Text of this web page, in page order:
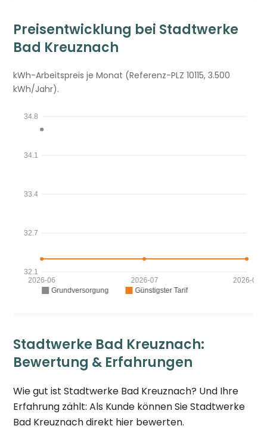
Preisentwicklung bei Stadtwerke
Bad Kreuznach
kWh-Arbeitspreis je Monat (Referenz-PLZ 10115, 3.500
kWh/Jahr).
Stadtwerke Bad Kreuznach:
Bewertung & Erfahrungen
Wie gut ist Stadtwerke Bad Kreuznach? Und Ihre
Erfahrung zählt: Als Kunde können Sie Stadtwerke
Bad Kreuznach direkt hier bewerten.